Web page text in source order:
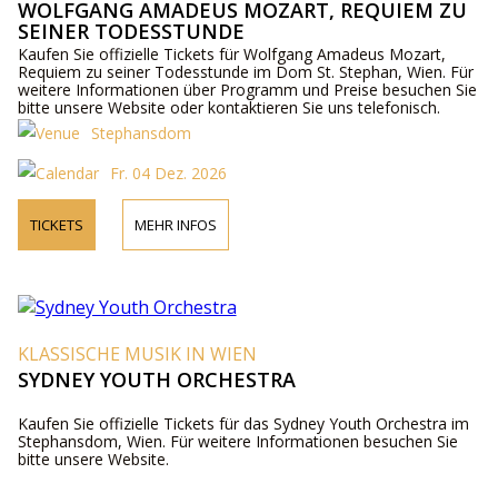
WOLFGANG AMADEUS MOZART, REQUIEM ZU
SEINER TODESSTUNDE
Kaufen Sie offizielle Tickets für Wolfgang Amadeus Mozart,
Requiem zu seiner Todesstunde im Dom St. Stephan, Wien. Für
weitere Informationen über Programm und Preise besuchen Sie
bitte unsere Website oder kontaktieren Sie uns telefonisch.
Stephansdom
Fr. 04 Dez. 2026
TICKETS MEHR INFOS
KLASSISCHE MUSIK IN WIEN
SYDNEY YOUTH ORCHESTRA
Kaufen Sie offizielle Tickets für das Sydney Youth Orchestra im
Stephansdom, Wien. Für weitere Informationen besuchen Sie
bitte unsere Website.